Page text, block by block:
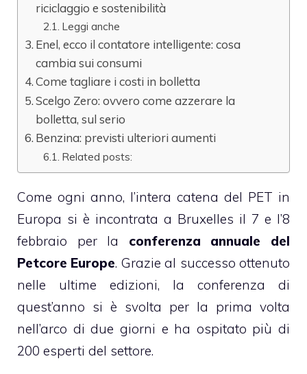
riciclaggio e sostenibilità
Leggi anche
Enel, ecco il contatore intelligente: cosa
cambia sui consumi
Come tagliare i costi in bolletta
Scelgo Zero: ovvero come azzerare la
bolletta, sul serio
Benzina: previsti ulteriori aumenti
Related posts:
Come ogni anno, l’intera catena del PET in
Europa si è incontrata a Bruxelles il 7 e l’8
febbraio per la conferenza annuale del
Petcore Europe. Grazie al successo ottenuto
nelle ultime edizioni, la conferenza di
quest’anno si è svolta per la prima volta
nell’arco di due giorni e ha ospitato più di
200 esperti del settore.